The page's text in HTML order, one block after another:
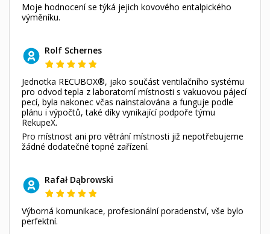
Moje hodnocení se týká jejich kovového entalpického
výměníku.
Rolf Schernes
Jednotka RECUBOX®, jako součást ventilačního systému
pro odvod tepla z laboratorní místnosti s vakuovou pájecí
pecí, byla nakonec včas nainstalována a funguje podle
plánu i výpočtů, také díky vynikající podpoře týmu
RekupeX.
Pro místnost ani pro větrání místnosti již nepotřebujeme
žádné dodatečné topné zařízení.
Rafał Dąbrowski
Výborná komunikace, profesionální poradenství, vše bylo
perfektní.